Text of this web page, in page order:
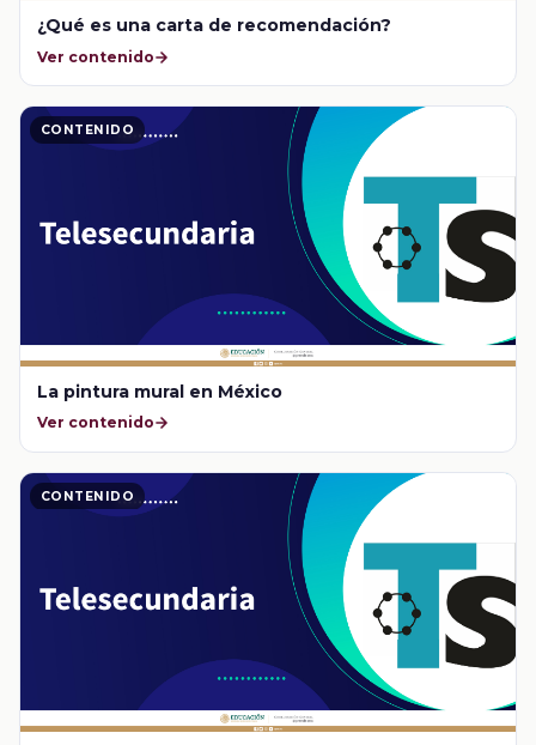
¿Qué es una carta de recomendación?
Ver contenido
CONTENIDO
La pintura mural en México
Ver contenido
CONTENIDO